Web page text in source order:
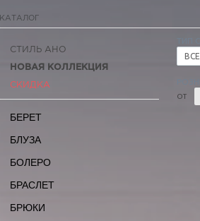
КАТАЛОГ
ВСЕ
ОТ
СТИЛЬ АНО
НОВАЯ КОЛЛЕКЦИЯ
СКИДКА
БЕРЕТ
БЛУЗА
БОЛЕРО
БРАСЛЕТ
БРЮКИ